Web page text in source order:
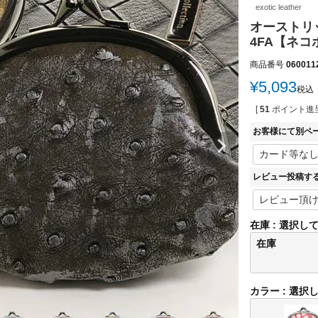
exotic leather
オースト
4FA【ネコ
商品番号
¥5,093税込
[ 51 ポイント進
お客様にて別ペ
レビュー投稿す
在庫
選択し
在庫
カラー 選択